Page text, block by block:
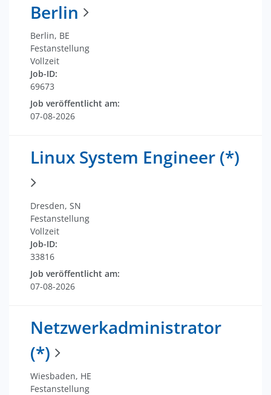
Berlin
Berlin, BE
Festanstellung
Vollzeit
Job-ID:
69673
Job veröffentlicht am:
07-08-2026
Linux System Engineer (*)
Dresden, SN
Festanstellung
Vollzeit
Job-ID:
33816
Job veröffentlicht am:
07-08-2026
Netzwerkadministrator
(*)
Wiesbaden, HE
Festanstellung